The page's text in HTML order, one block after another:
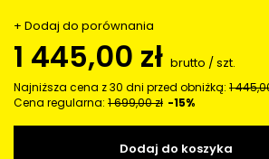
+ Dodaj do porównania
1 445,00 zł brutto / szt.
Najniższa cena z 30 dni przed obniżką: 1
Cena regularna: 1 699,00 zł -15%
Dodaj do koszyka